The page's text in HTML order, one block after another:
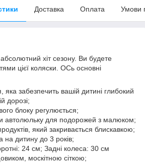
Доставка Оплата Умови
хіт сезону. Ви будете
цієї коляски. ОСь основні
яка забезпечить вашій дитині глибокий
дорозі;
блоку регулюється;
автолюльку для подорожей з малюком;
який закривається блискавкою;
на дитину до 3 років;
24 см; Задні колеса: 30 см
москітною сіткою;